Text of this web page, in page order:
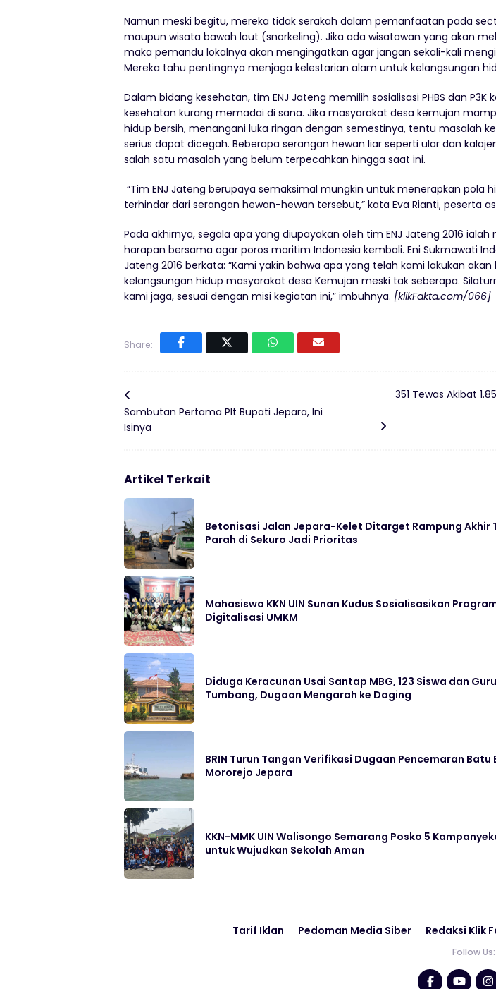
Namun meski begitu, mereka tidak serakah dalam pemanfaatan pada
maupun wisata bawah laut (snorkeling). Jika ada wisatawan yang akan
maka pemandu lokalnya akan mengingatkan agar jangan sekali-kali
Mereka tahu pentingnya menjaga kelestarian alam untuk kelangsungan
Dalam bidang kesehatan, tim ENJ Jateng memilih sosialisasi PHBS dan P3K
kesehatan kurang memadai di sana. Jika masyarakat desa kemujan
hidup bersih, menangani luka ringan dengan semestinya, tentu masalah
serius dapat dicegah. Beberapa serangan hewan liar seperti ular dan
salah satu masalah yang belum terpecahkan hingga saat ini.
“Tim ENJ Jateng berupaya semaksimal mungkin untuk menerapkan pola
terhindar dari serangan hewan-hewan tersebut,” kata Eva Rianti, peserta
Pada akhirnya, segala apa yang diupayakan oleh tim ENJ Jateng 2016 ialah
harapan bersama agar poros maritim Indonesia kembali. Eni Sukmawati
Jateng 2016 berkata: “Kami yakin bahwa apa yang telah kami lakukan
kelangsungan hidup masyarakat desa Kemujan meski tak seberapa.
kami jaga, sesuai dengan misi kegiatan ini,” imbuhnya. [klikFakta.com/066]
Share:
Sambutan Pertama Plt Bupati Jepara, Ini
Isinya
351 Tewas Akibat
Artikel Terkait
Betonisasi Jalan Jepara-Kelet Ditarget Rampung Akhir
Parah di Sekuro Jadi Prioritas
Mahasiswa KKN UIN Sunan Kudus Sosialisasikan
Digitalisasi UMKM
Diduga Keracunan Usai Santap MBG, 123 Siswa dan
Tumbang, Dugaan Mengarah ke Daging
BRIN Turun Tangan Verifikasi Dugaan Pencemaran Batu
Mororejo Jepara
KKN-MMK UIN Walisongo Semarang Posko 5
untuk Wujudkan Sekolah Aman
Tarif Iklan Pedoman Media Siber Redaksi Klik
Follow Us: